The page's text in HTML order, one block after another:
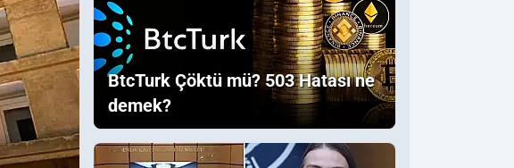
BtcTurk Çöktü mü? 503 Hatası ne
demek?